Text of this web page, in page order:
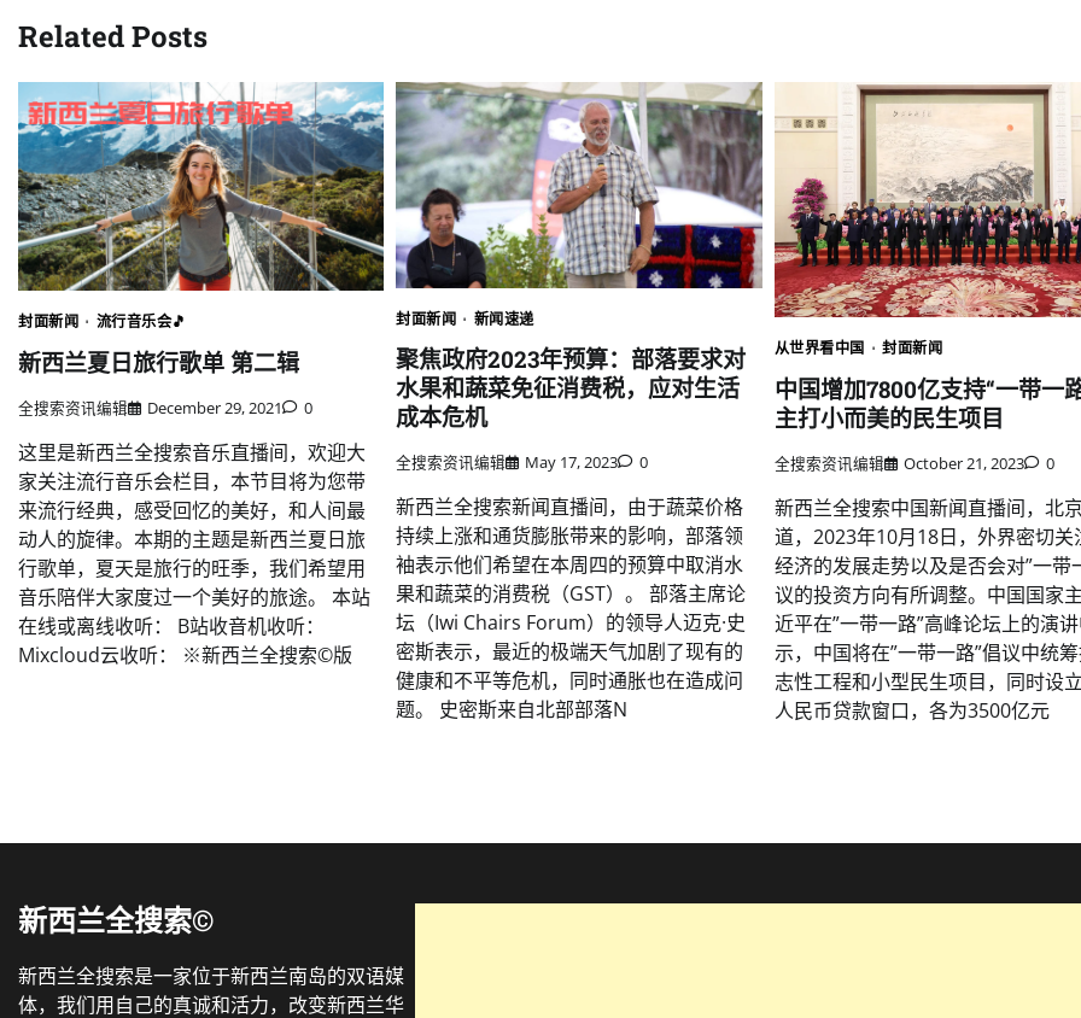
Related Posts
封面新闻 流行音乐会🎵
新西兰夏日旅行歌单 第二辑
全搜索资讯编辑 December 29, 2021 0
这里是新西兰全搜索音乐直播间，欢迎大
家关注流行音乐会栏目，本节目将为您带
来流行经典，感受回忆的美好，和人间最
动人的旋律。本期的主题是新西兰夏日旅
行歌单，夏天是旅行的旺季，我们希望用
音乐陪伴大家度过一个美好的旅途。 本站
在线或离线收听： B站收音机收听：
Mixcloud云收听： ※新西兰全搜索©️版
封面新闻 新闻速递
聚焦政府2023年预算：部落要求对
水果和蔬菜免征消费税，应对生活
成本危机
全搜索资讯编辑 May 17, 2023 0
新西兰全搜索新闻直播间，由于蔬菜价格
持续上涨和通货膨胀带来的影响，部落领
袖表示他们希望在本周四的预算中取消水
果和蔬菜的消费税（GST）。 部落主席论
坛（Iwi Chairs Forum）的领导人迈克·史
密斯表示，最近的极端天气加剧了现有的
健康和不平等危机，同时通胀也在造成问
题。 史密斯来自北部部落N
从世界看中国 封面新闻
中国增加7800亿支持“一带一路
主打小而美的民生项目
全搜索资讯编辑 October 21, 2023 0
新西兰全搜索中国新闻直播间，北
道，2023年10月18日，外界密切关
经济的发展走势以及是否会对”一带
议的投资方向有所调整。中国国家
近平在”一带一路”高峰论坛上的演
示，中国将在”一带一路”倡议中统
志性工程和小型民生项目，同时设
人民币贷款窗口，各为3500亿元
新西兰全搜索©
新西兰全搜索是一家位于新西兰南岛的双语媒
体，我们用自己的真诚和活力，改变新西兰华